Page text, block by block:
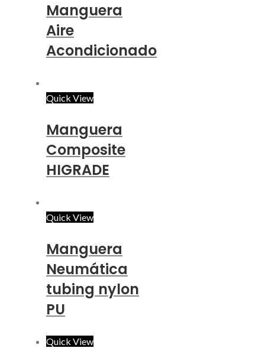
Manguera
Aire
Acondicionado
Quick View
Manguera
Composite
HIGRADE
Quick View
Manguera
Neumática
tubing nylon
PU
Quick View